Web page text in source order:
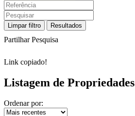
Limpar filtro Resultados
Partilhar Pesquisa
Link copiado!
Listagem de Propriedades
Ordenar por: